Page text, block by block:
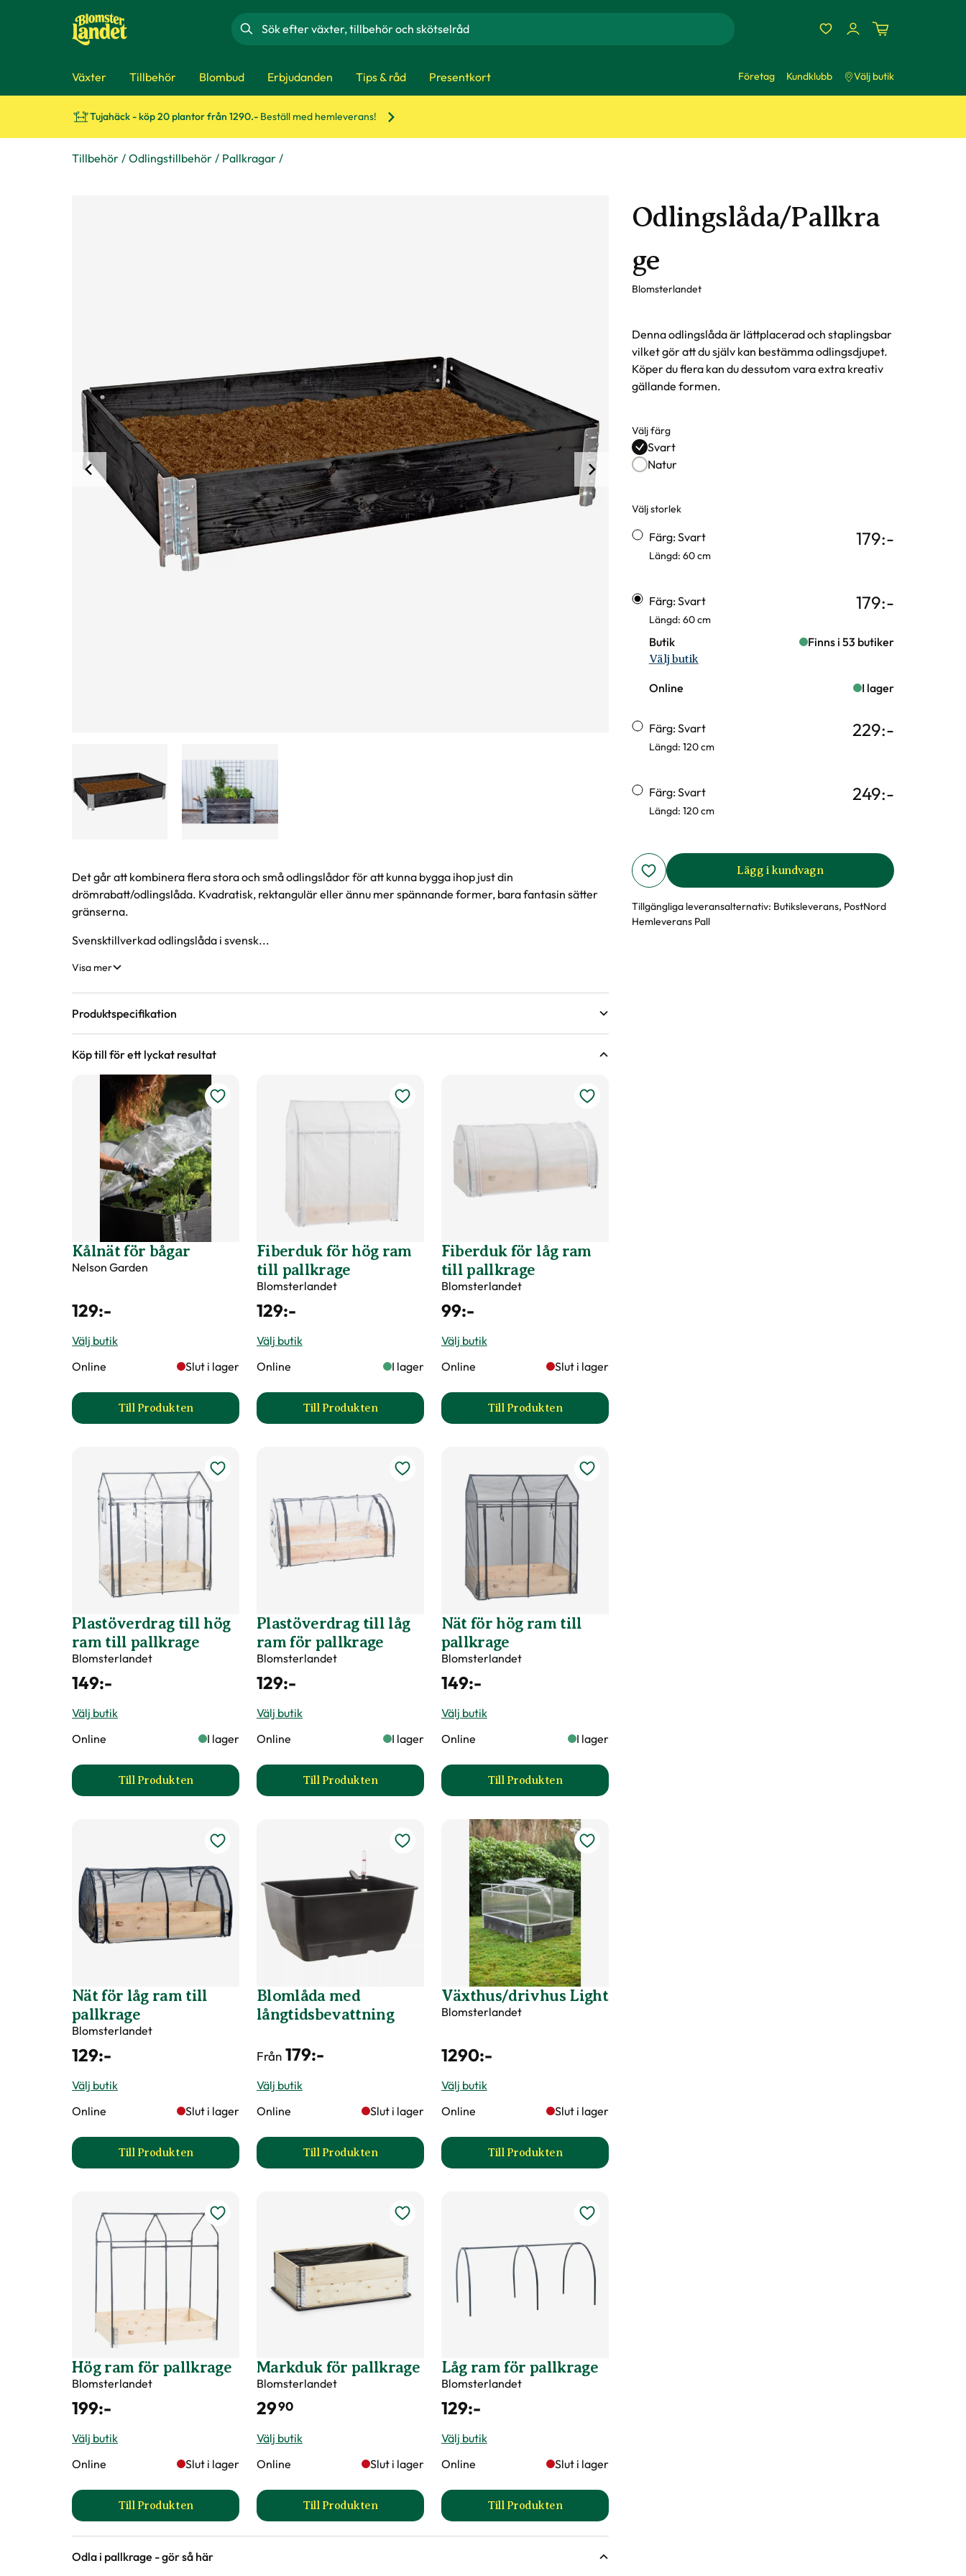
Sök
Växter Tillbehör Blombud Erbjudanden Tips & råd Presentkort Företag Kundklubb Välj butik
Tujahäck - köp 20 plantor från 1290.- Beställ med hemleverans!
Tillbehör Odlingstillbehör Pallkragar
Odlingslåda/Pallkra
ge
Blomsterlandet
Denna odlingslåda är lättplacerad och staplingsbar
vilket gör att du själv kan bestämma odlingsdjupet.
Köper du flera kan du dessutom vara extra kreativ
gällande formen.
Välj färg
Färgval
Svart
Natur
Välj storlek
Varianter
Färg: Svart
Längd: 60 cm
179:-
Färg: Svart
Längd: 60 cm
179:-
Butik Finns i 53 butiker
Välj butik
Online I lager
Färg: Svart
Längd: 120 cm
229:-
Färg: Svart
Längd: 120 cm
249:-
Lägg i kundvagn
Tillgängliga leveransalternativ: Butiksleverans, PostNord
Hemleverans Pall
Produktinformation
Det går att kombinera flera stora och små odlingslådor för att kunna bygga ihop just din
drömrabatt/odlingslåda. Kvadratisk, rektangulär eller ännu mer spännande former, bara fantasin sätter
gränserna.
Svensktillverkad odlingslåda i svensk...
Visa mer
Produktspecifikation
Material Svensk fura, beslag utav stål.
20 cm
Längd 60 cm
80 cm
Köp till för ett lyckat resultat
Kålnät för bågar
Nelson Garden
129:-
Välj butik
Online
Slut i lager
Till Produkten
till Kålnät för bågar produktsida
Fiberduk för hög ram
till pallkrage
Blomsterlandet
129:-
Välj butik
Online
I lager
Till Produkten
till Fiberduk för hög ram till pallkrage produktsida
Fiberduk för låg ram
till pallkrage
Blomsterlandet
99:-
Välj butik
Online
Slut i lager
Till Produkten
till Fiberduk för låg ram till pallkrage produktsida
Plastöverdrag till hög
ram till pallkrage
Blomsterlandet
149:-
Välj butik
Online
I lager
Till Produkten
till Plastöverdrag till hög ram till pallkrage produktsida
Plastöverdrag till låg
ram för pallkrage
Blomsterlandet
129:-
Välj butik
Online
I lager
Till Produkten
till Plastöverdrag till låg ram för pallkrage produktsida
Nät för hög ram till
pallkrage
Blomsterlandet
149:-
Välj butik
Online
I lager
Till Produkten
till Nät för hög ram till pallkrage produktsida
Nät för låg ram till
pallkrage
Blomsterlandet
129:-
Välj butik
Online
Slut i lager
Till Produkten
till Nät för låg ram till pallkrage produktsida
Blomlåda med
långtidsbevattning
Från 179:-
Välj butik
Online
Slut i lager
Till Produkten
till Blomlåda med långtidsbevattning produktsida
Växthus/drivhus Light
Blomsterlandet
1290:-
Välj butik
Online
Slut i lager
Till Produkten
till Växthus/drivhus Light produktsida
Hög ram för pallkrage
Blomsterlandet
199:-
Välj butik
Online
Slut i lager
Till Produkten
till Hög ram för pallkrage produktsida
Markduk för pallkrage
Blomsterlandet
2990
Välj butik
Online
Slut i lager
Till Produkten
till Markduk för pallkrage produktsida
Låg ram för pallkrage
Blomsterlandet
129:-
Välj butik
Online
Slut i lager
Till Produkten
till Låg ram för pallkrage produktsida
Odla i pallkrage - gör så här